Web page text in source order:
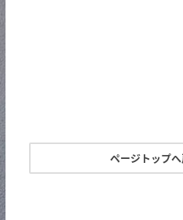
ページトップ